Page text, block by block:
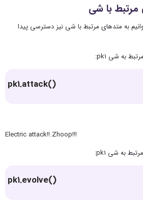
با شی
به متدهای مرتبط با شی نیز دسترسی پیدا
pk1.attack()
Electric attack!!.Zhoop!!!
pk1.evolve()